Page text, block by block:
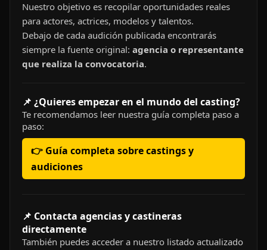
Nuestro objetivo es recopilar oportunidades reales
para actores, actrices, modelos y talentos.
Debajo de cada audición publicada encontrarás
siempre la fuente original: agencia o representante
que realiza la convocatoria.
📌 ¿Quieres empezar en el mundo del casting?
Te recomendamos leer nuestra guía completa paso a
paso:
👉 Guía completa sobre castings y
audiciones
📌 Contacta agencias y castineras
directamente
También puedes acceder a nuestro listado actualizado